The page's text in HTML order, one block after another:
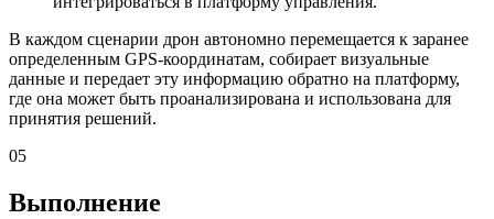
В каждом сценарии дрон автономно перемещается к заранее
определенным GPS-координатам, собирает визуальные
данные и передает эту информацию обратно на платформу,
где она может быть проанализирована и использована для
принятия решений.
05
Выполнение